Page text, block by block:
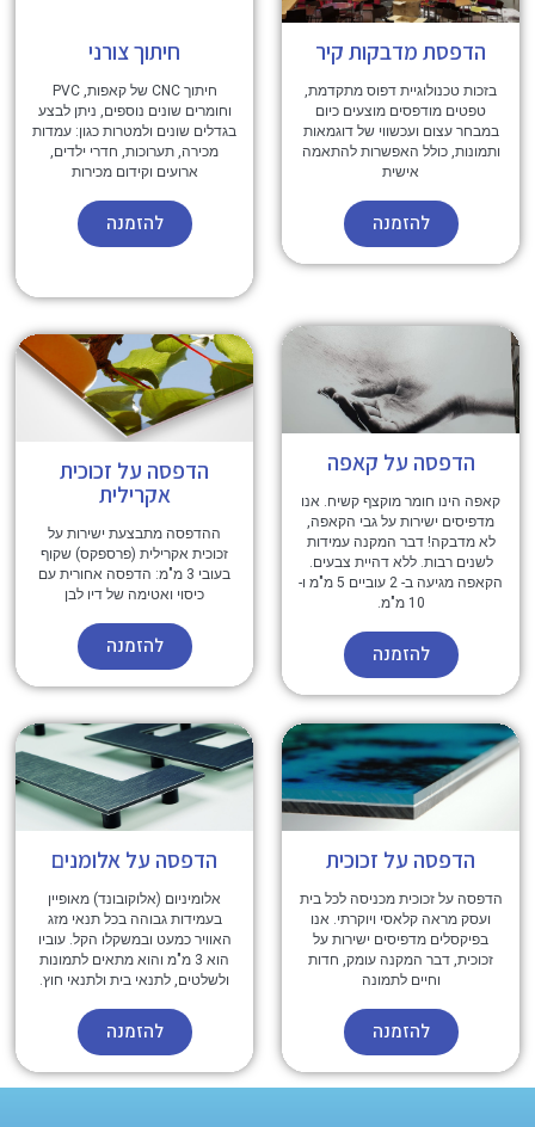
הדפסת מדבקות קיר
בזכות טכנולוגיית דפוס מתקדמת,
טפטים מודפסים מוצעים כיום
במבחר עצום ועכשווי של דוגמאות
ותמונות, כולל האפשרות להתאמה
אישית
להזמנה
חיתוך צורני
חיתוך CNC של קאפות, PVC
וחומרים שונים נוספים, ניתן לבצע
בגדלים שונים ולמטרות כגון: עמדות
מכירה, תערוכות, חדרי ילדים,
ארועים וקידום מכירות
להזמנה
הדפסה על קאפה
קאפה הינו חומר מוקצף קשיח. אנו
מדפיסים ישירות על גבי הקאפה,
לא מדבקה! דבר המקנה עמידות
לשנים רבות. ללא דהיית צבעים.
הקאפה מגיעה ב- 2 עוביים 5 מ"מ ו-
10 מ"מ.
להזמנה
הדפסה על זכוכית
אקרילית
ההדפסה מתבצעת ישירות על
זכוכית אקרילית (פרספקס) שקוף
בעובי 3 מ"מ: הדפסה אחורית עם
כיסוי ואטימה של דיו לבן
להזמנה
הדפסה על זכוכית
הדפסה על זכוכית מכניסה לכל בית
ועסק מראה קלאסי ויוקרתי. אנו
בפיקסלים מדפיסים ישירות על
זכוכית, דבר המקנה עומק, חדות
וחיים לתמונה
להזמנה
הדפסה על אלומנים
אלומיניום (אלוקובונד) מאופיין
בעמידות גבוהה בכל תנאי מזג
האוויר כמעט ובמשקלו הקל. עוביו
הוא 3 מ"מ והוא מתאים לתמונות
ולשלטים, לתנאי בית ולתנאי חוץ.
להזמנה